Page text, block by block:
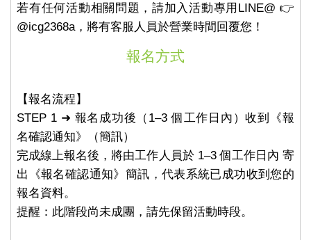
若有任何活動相關問題，請加入活動專用LINE@ 👉
@icg2368a，將有客服人員於營業時間回覆您！
報名方式
【報名流程】
STEP 1 ➜ 報名成功後（1–3 個工作日內）收到《報
名確認通知》（簡訊）
完成線上報名後，將由工作人員於 1–3 個工作日內 寄
出《報名確認通知》簡訊，代表系統已成功收到您的
報名資料。
提醒：此階段尚未成團，請先保留活動時段。